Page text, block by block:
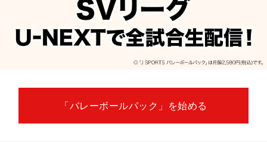
「バレーボールパック」を始める